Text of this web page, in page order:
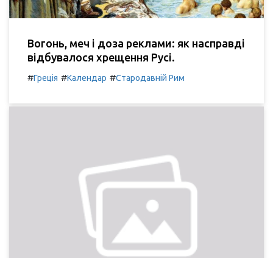
Вогонь, меч і доза реклами: як насправді
відбувалося хрещення Русі.
#Греція #Календар #Стародавній Рим